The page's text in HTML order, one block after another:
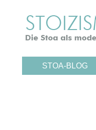
STOA-BLOG